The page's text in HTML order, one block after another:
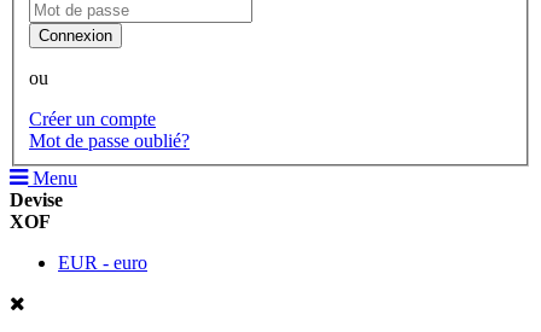
Connexion
ou
Créer un compte
Mot de passe oublié?
Menu
Devise
XOF
EUR - euro